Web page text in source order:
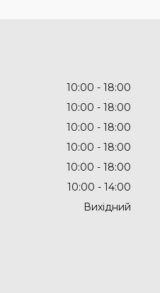
10:00
18:00
10:00
18:00
10:00
18:00
10:00
18:00
10:00
18:00
10:00
14:00
Вихідний